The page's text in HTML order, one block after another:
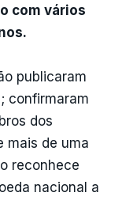
com vários
publicaram
confirmaram
dos
mais de uma
reconhece
nacional a